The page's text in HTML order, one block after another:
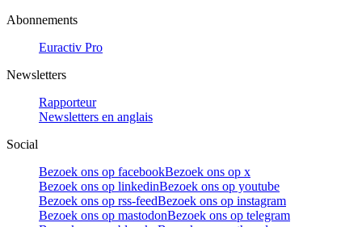
Abonnements
Euractiv Pro
Newsletters
Rapporteur
Newsletters en anglais
Social
Bezoek ons op facebookBezoek ons op x
Bezoek ons op linkedinBezoek ons op youtube
Bezoek ons op rss-feedBezoek ons op instagram
Bezoek ons op mastodonBezoek ons op telegram